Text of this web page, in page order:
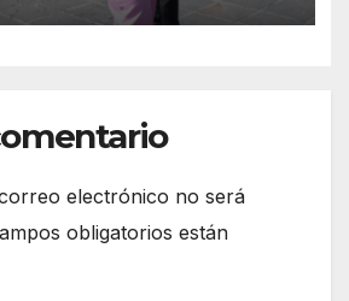
electrónico no será
obligatorios están